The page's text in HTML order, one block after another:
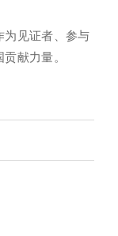
为见证者、参与
献力量。